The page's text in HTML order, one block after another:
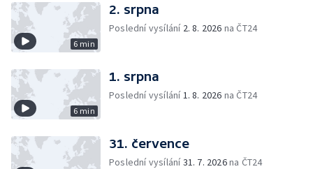
6 min
2. srpna
Poslední vysílání 2. 8. 2026 na ČT24
6 min
1. srpna
Poslední vysílání1. 8. 2026 na ČT24
31. července
Poslední vysílání31. 7. 2026na ČT24